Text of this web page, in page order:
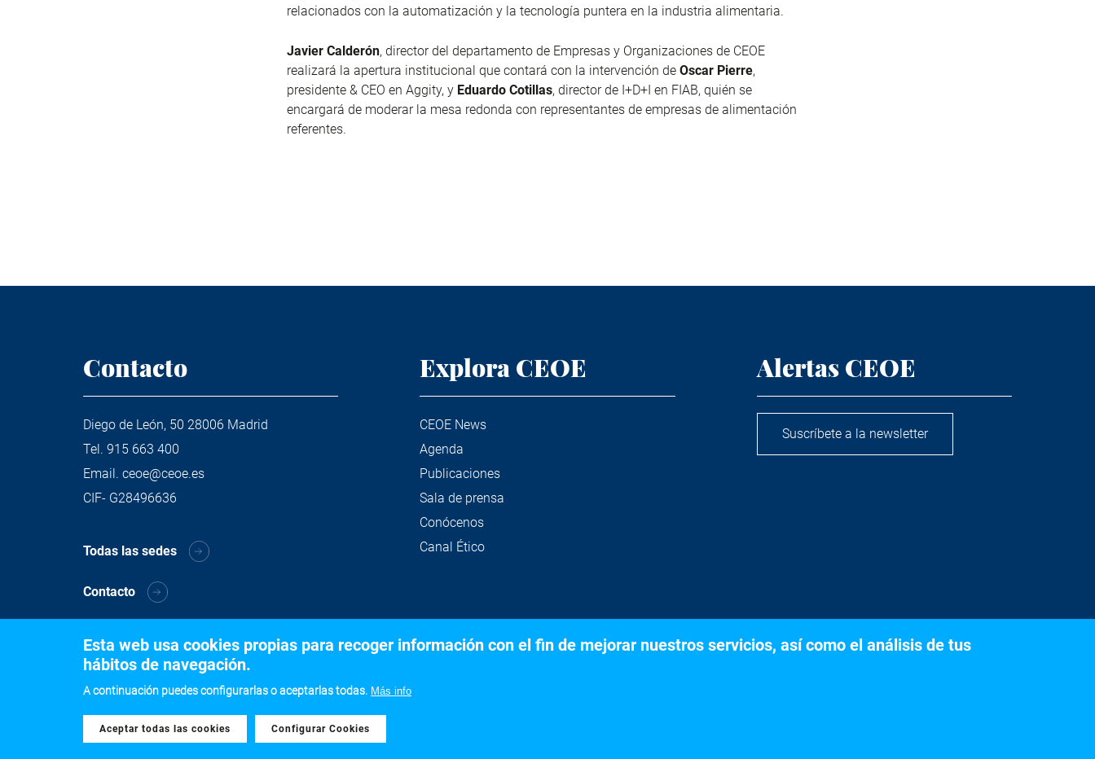
relacionados con la automatización y la tecnología puntera en la industria alimentaria.
Javier Calderón, director del departamento de Empresas y Organizaciones de CEOE
realizará la apertura institucional que contará con la intervención de Oscar Pierre,
presidente & CEO en Aggity, y Eduardo Cotillas, director de I+D+I en FIAB, quién se
encargará de moderar la mesa redonda con representantes de empresas de alimentación
referentes.
Contacto
Diego de León, 50 28006 Madrid
Tel. 915 663 400
Email. ceoe@ceoe.es
CIF- G28496636
Todas las sedes
Contacto
Explora CEOE
CEOE News
Agenda
Publicaciones
Sala de prensa
Conócenos
Canal Ético
Alertas CEOE
Suscríbete a la newsletter
Aviso legal
Esta web usa cookies propias para recoger información con el fin de mejorar nuestros servicios, así como el análisis de tus
hábitos de navegación.
A continuación puedes configurarlas o aceptarlas todas. Más info
Aceptar todas las cookies
Withdraw consent